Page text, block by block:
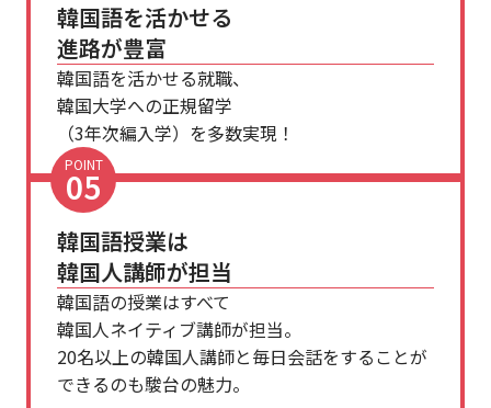
韓国語を活かせる
進路が豊富
韓国語を活かせる就職、
韓国大学への正規留学
（3年次編入学）を多数実現！
韓国語授業は
韓国人講師が担当
韓国語の授業はすべて
韓国人ネイティブ講師が担当。
20名以上の韓国人講師と毎日会話をすることが
できるのも駿台の魅力。
POINT
05